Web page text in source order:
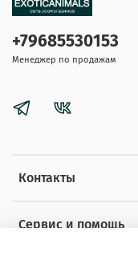
Контакты
Сервис и помощь
+79685530153
Менеджер по продажам